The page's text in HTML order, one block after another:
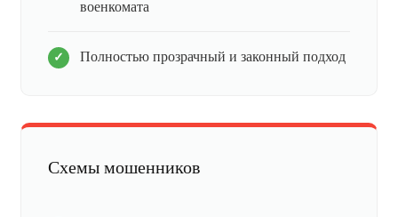
военкомата
Полностью прозрачный и законный подход
Схемы мошенников